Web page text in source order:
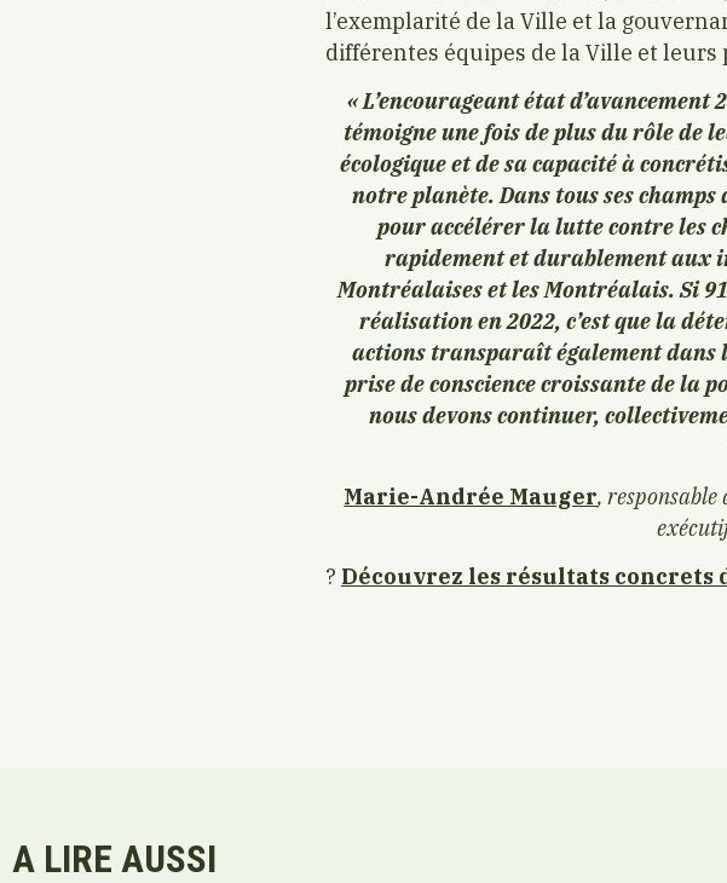
l’exemplarité de la Ville et la
différentes équipes de la Ville et leurs
« L’encourageant état
témoigne une fois de plus du rôle de
écologique et de sa capacité à
notre planète. Dans tous ses
pour accélérer la lutte contre les
rapidement et durablement aux
Montréalaises et les Montréalais. Si
réalisation en 2022, c’est que la
actions transparaît également
prise de conscience croissante de la
nous devons continuer,
Marie-Andrée Mauger,
? Découvrez les résultats concrets
A LIRE AUSSI